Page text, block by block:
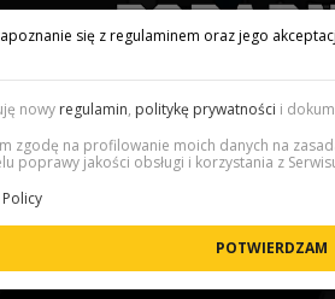
się z regulaminem oraz jego
nowy regulamin, politykę prywatności i
zgodę na profilowanie moich danych na
poprawy jakości obsługi i korzystania z